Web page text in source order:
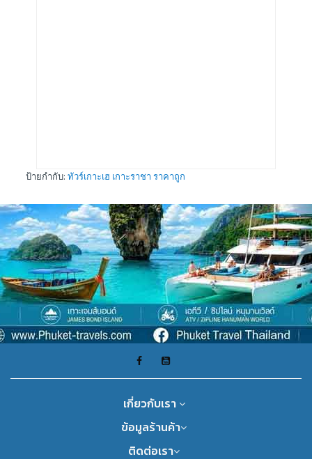
ป้ายกำกับ:ทัวร์เกาะเฮ เกาะราชา ราคาถูก
เกี่ยวกับเรา
ข้อมูลร้านค้า
ติดต่อเรา